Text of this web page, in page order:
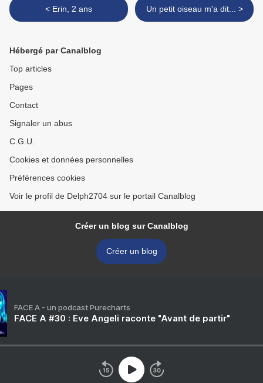
< Erin, 2 ans Un petit oiseau m'a dit... >
Hébergé par Canalblog
Top articles
Pages
Contact
Signaler un abus
C.G.U.
Cookies et données personnelles
Préférences cookies
Voir le profil de Delph2704 sur le portail Canalblog
Créer un blog sur Canalblog
Créer un blog
FACE A - un podcast Purecharts
FACE A #30 : Eve Angeli raconte "Avant de partir"